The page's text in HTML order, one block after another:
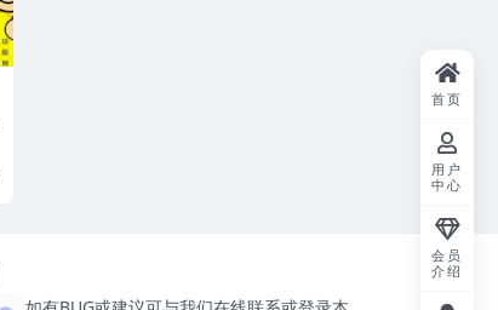
首页
用户
中心
会员
介绍